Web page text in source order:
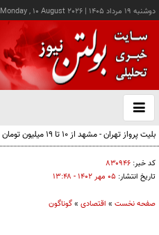
دوشنبه ۱۹ مرداد ۱۴۰۵ |
Monday , 10 August 2026
باز
و
بلیت پرواز تهران - مشهد از ۱۰ تا ۱۹ میلیون تومان
کد خبر: ۸۳۰۹۴۶
تاریخ انتشار: ۰۵ مهر ۱۴۰۲ - ۱۳:۴۸
صفحه نخست » اقتصادی »گوناگون